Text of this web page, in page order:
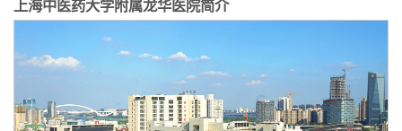
上海中医药大学附属龙华医院简介